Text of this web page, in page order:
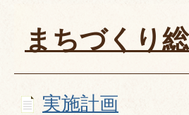
まちづくり
実施計画